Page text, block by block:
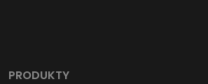
PRODUKTY